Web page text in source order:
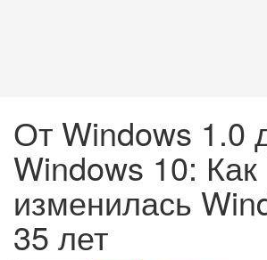
От Windows 1.0
Windows 10: Как
изменилась
35 лет